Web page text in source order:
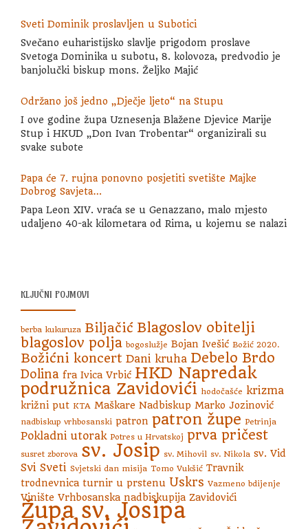
Sveti Dominik proslavljen u Subotici
Svečano euharistijsko slavlje prigodom proslave
Svetoga Dominika u subotu, 8. kolovoza, predvodio je
banjolučki biskup mons. Željko Majić
Održano još jedno „Dječje ljeto“ na Stupu
I ove godine župa Uznesenja Blažene Djevice Marije
Stup i HKUD „Don Ivan Trobentar“ organizirali su
svake subote
Papa će 7. rujna ponovno posjetiti svetište Majke
Dobrog Savjeta…
Papa Leon XIV. vraća se u Genazzano, malo mjesto
udaljeno 40-ak kilometara od Rima, u kojemu se nalazi
KLJUČNI POJMOVI
berba kukuruza Biljačić Blagoslov obitelji
blagoslov polja bogoslužje Bojan Ivešić Božić 2020.
Božićni koncert Dani kruha Debelo Brdo
Dolina fra Ivica Vrbić HKD Napredak
podružnica Zavidovići hodočašće krizma
križni put KTA Maškare Nadbiskup Marko Jozinović
nadbiskup vrhbosanski patron patron župe Petrinja
Pokladni utorak Potres u Hrvatskoj prva pričest
susret zborova sv. Josip sv. Mihovil sv. Nikola sv. Vid
Svi Sveti Svjetski dan misija Tomo Vukšić Travnik
trodnevnica turnir u prstenu Uskrs Vazmeno bdijenje
Vinište Vrhbosanska nadbiskupija Zavidovići
Župa sv. Josipa